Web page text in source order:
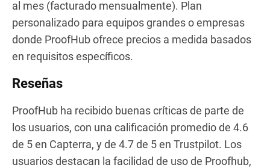
al mes (facturado mensualmente). Plan
personalizado para equipos grandes o empresas
donde ProofHub ofrece precios a medida basados
en requisitos específicos.
Reseñas
ProofHub ha recibido buenas críticas de parte de
los usuarios, con una calificación promedio de 4.6
de 5 en Capterra, y de 4.7 de 5 en Trustpilot. Los
usuarios destacan la facilidad de uso de Proofhub,